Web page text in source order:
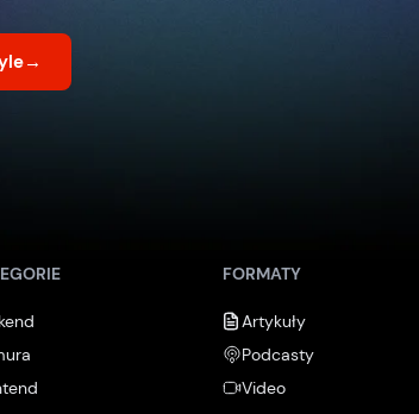
→
FORMATY
Artykuły
Podcasty
Video